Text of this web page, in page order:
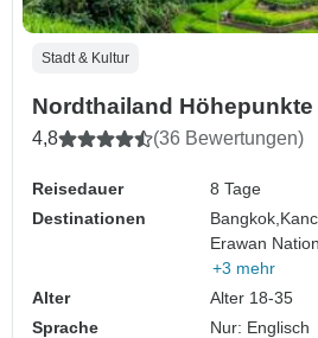
Stadt & Kultur
Nordthailand Höhepunkte
4,8 (36 Bewertungen)
Reisedauer
8 Tage
Destinationen
Bangkok,
Erawan
+3 mehr
Alter
Alter 18-35
Sprache
Nur: Englisch